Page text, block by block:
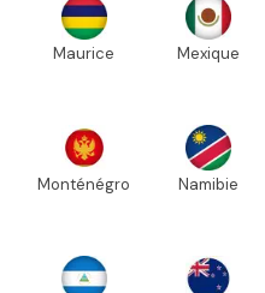
Maurice Mexique
Monténégro Namibie